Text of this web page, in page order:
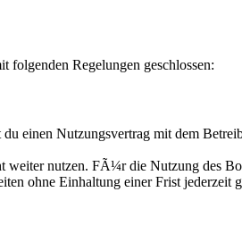
Regelungen geschlossen:
Nutzungsvertrag mit dem
nutzen. FÃ¼r die Nutzung des
ohne Einhaltung einer Frist jederzeit